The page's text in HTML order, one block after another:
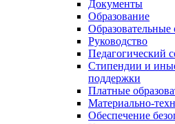
Документы
Образование
Образовательные
Руководство
Педагогический
Стипендии и
поддержки
Платные
Материально-
Обеспечение